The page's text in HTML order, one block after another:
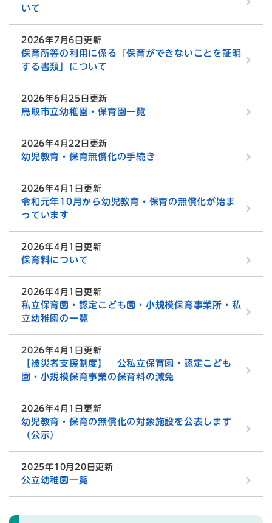
いて
2026年7月6日更新
保育所等の利用に係る「保育ができないことを証明
する書類」について
2026年6月25日更新
鳥取市立幼稚園・保育園一覧
2026年4月22日更新
幼児教育・保育無償化の手続き
2026年4月1日更新
令和元年10月から幼児教育・保育の無償化が始ま
っています
2026年4月1日更新
保育料について
2026年4月1日更新
私立保育園・認定こども園・小規模保育事業所・私
立幼稚園の一覧
2026年4月1日更新
【被災者支援制度】 公私立保育園・認定こども
園・小規模保育事業の保育料の減免
2026年4月1日更新
幼児教育・保育の無償化の対象施設を公表します
（公示）
2025年10月20日更新
公立幼稚園一覧